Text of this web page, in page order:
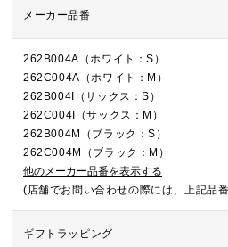
メーカー品番
262B004A（ホワイト：S）
262C004A（ホワイト：M）
262B004I（サックス：S）
262C004I（サックス：M）
262B004M（ブラック：S）
262C004M（ブラック：M）
他のメーカー品番を表示する
(店舗でお問い合わせの際には、上記品
ギフトラッピング